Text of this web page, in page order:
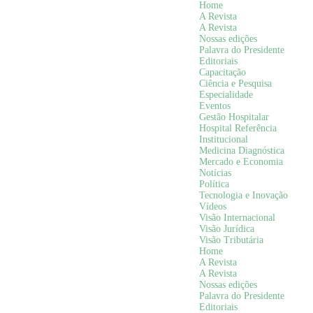
Home
A Revista
A Revista
Nossas edições
Palavra do Presidente
Editoriais
Capacitação
Ciência e Pesquisa
Especialidade
Eventos
Gestão Hospitalar
Hospital Referência
Institucional
Medicina Diagnóstica
Mercado e Economia
Notícias
Política
Tecnologia e Inovação
Vídeos
Visão Internacional
Visão Jurídica
Visão Tributária
Home
A Revista
A Revista
Nossas edições
Palavra do Presidente
Editoriais